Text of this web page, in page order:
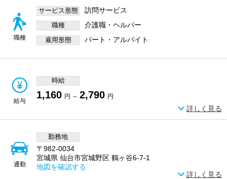
職種
サービス形態 訪問サービス
職種 介護職・ヘルパー
雇用形態 パート・アルバイト
給与
時給
1,160 円 ～ 2,790 円
詳しく見る
通勤
勤務地
〒982-0034
宮城県 仙台市宮城野区 鶴ヶ谷6-7-1
地図を確認する
詳しく見る